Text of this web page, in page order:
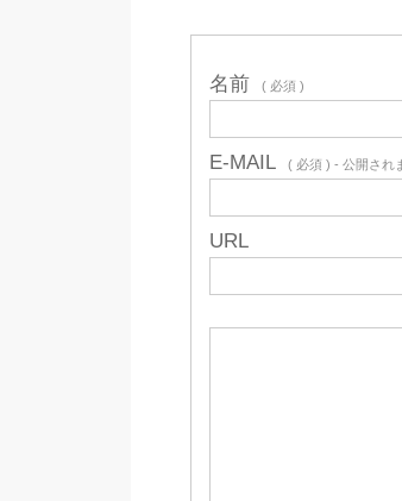
名前 ( 必須 )
E-MAIL ( 必須 ) - 公開され
URL